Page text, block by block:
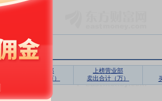
上榜营业部
买入合计（万）
上榜营业部
卖出合计（万）